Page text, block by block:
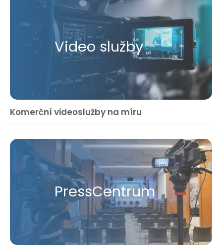
Video služby
Komerční videoslužby na míru
Press​Centrum